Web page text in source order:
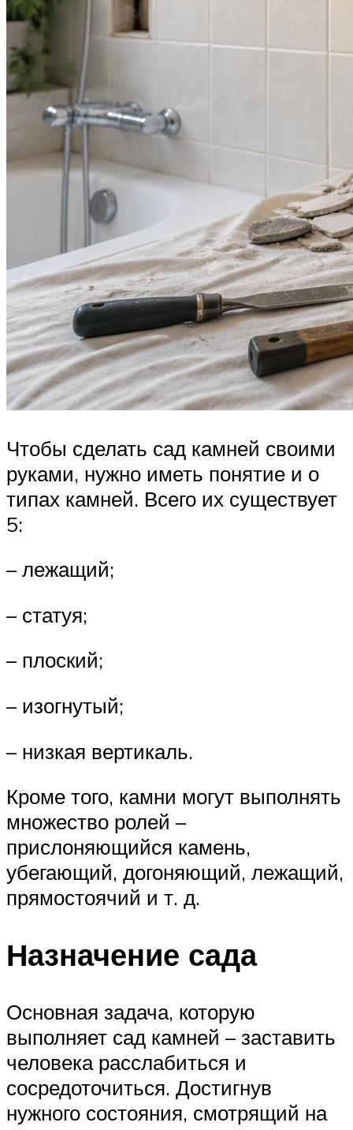
Чтобы сделать сад камней своими
руками, нужно иметь понятие и о
типах камней. Всего их существует
5:
– лежащий;
– статуя;
– плоский;
– изогнутый;
– низкая вертикаль.
Кроме того, камни могут выполнять
множество ролей –
прислоняющийся камень,
убегающий, догоняющий, лежащий,
прямостоячий и т. д.
Назначение сада
Основная задача, которую
выполняет сад камней – заставить
человека расслабиться и
сосредоточиться. Достигнув
нужного состояния, смотрящий на